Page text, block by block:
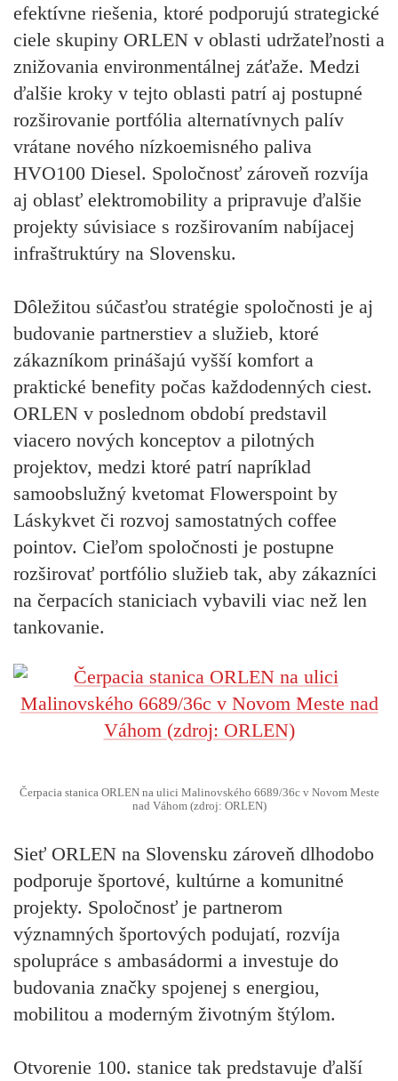
efektívne riešenia, ktoré podporujú strategické
ciele skupiny ORLEN v oblasti udržateľnosti a
znižovania environmentálnej záťaže. Medzi
ďalšie kroky v tejto oblasti patrí aj postupné
rozširovanie portfólia alternatívnych palív
vrátane nového nízkoemisného paliva
HVO100 Diesel. Spoločnosť zároveň rozvíja
aj oblasť elektromobility a pripravuje ďalšie
projekty súvisiace s rozširovaním nabíjacej
infraštruktúry na Slovensku.
Dôležitou súčasťou stratégie spoločnosti je aj
budovanie partnerstiev a služieb, ktoré
zákazníkom prinášajú vyšší komfort a
praktické benefity počas každodenných ciest.
ORLEN v poslednom období predstavil
viacero nových konceptov a pilotných
projektov, medzi ktoré patrí napríklad
samoobslužný kvetomat Flowerspoint by
Láskykvet či rozvoj samostatných coffee
pointov. Cieľom spoločnosti je postupne
rozširovať portfólio služieb tak, aby zákazníci
na čerpacích staniciach vybavili viac než len
tankovanie.
Čerpacia stanica ORLEN na ulici Malinovského 6689/36c v Novom Meste
nad Váhom (zdroj: ORLEN)
Sieť ORLEN na Slovensku zároveň dlhodobo
podporuje športové, kultúrne a komunitné
projekty. Spoločnosť je partnerom
významných športových podujatí, rozvíja
spolupráce s ambasádormi a investuje do
budovania značky spojenej s energiou,
mobilitou a moderným životným štýlom.
Otvorenie 100. stanice tak predstavuje ďalší